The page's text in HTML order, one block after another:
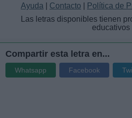
Ayuda Contacto
Política de
Las letras disponibles tienen
educativos
Compartir esta letra en...
Whatsapp Facebook